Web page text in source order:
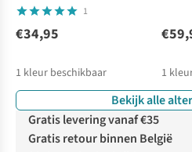
1
€34,95
1 kleur beschikbaar 1
Bekijk alle
Gratis levering vanaf €35
Gratis retour binnen België